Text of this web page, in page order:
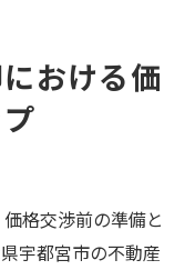
おける価
格交渉前の準備と
宇都宮市の不動産